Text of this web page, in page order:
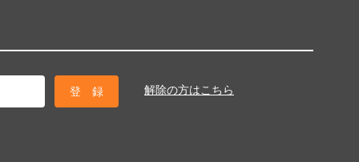
解除の方はこちら